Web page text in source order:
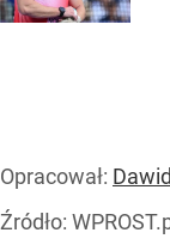
Opracował:
Źródło: